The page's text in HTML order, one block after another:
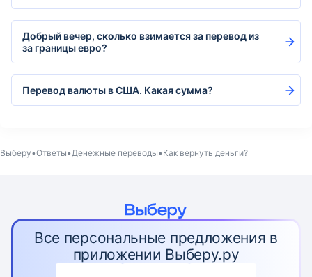
Добрый вечер, сколько взимается за перевод из
за границы евро?
Перевод валюты в США. Какая сумма?
Выберу Ответы Денежные переводы Как вернуть деньги?
Все персональные предложения в
приложении Выберу.ру